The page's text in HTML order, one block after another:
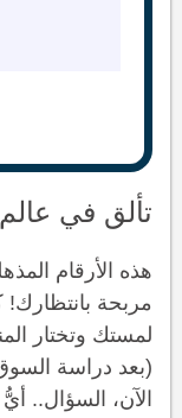
تألق في عالم
هذه الأرقام
مربحة
لمستك وتختار
(بعد دراسة
الآن، السؤال.. أيُّ